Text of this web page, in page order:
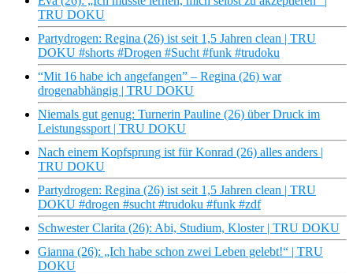
TRU DOKU
Partydrogen: Regina (26) ist seit 1,5 Jahren clean | TRU
DOKU #shorts #Drogen #Sucht #funk #trudoku
“Mit 16 habe ich angefangen” – Regina (26) war
drogenabhängig | TRU DOKU
Niemals gut genug: Turnerin Pauline (26) über Druck im
Leistungssport | TRU DOKU
Nach einem Kopfsprung ist für Konrad (26) alles anders |
TRU DOKU
Partydrogen: Regina (26) ist seit 1,5 Jahren clean | TRU
DOKU #drogen #sucht #trudoku #funk #zdf
Schwester Clarita (26): Abi, Studium, Kloster | TRU DOKU
Gianna (26): „Ich habe schon zwei Leben gelebt!“ | TRU
DOKU